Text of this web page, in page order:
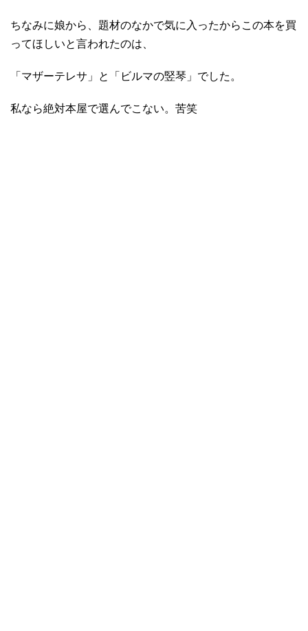
ちなみに娘から、題材のなかで気に入ったからこの本を買
ってほしいと言われたのは、
「マザーテレサ」と「ビルマの竪琴」でした。
私なら絶対本屋で選んでこない。苦笑